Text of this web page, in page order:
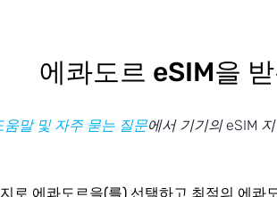
에콰도르 eSIM을
움말 및 자주 묻는 질문에서 기기의 eSIM
로 에콰도르을(를) 선택하고 최적의 에콰